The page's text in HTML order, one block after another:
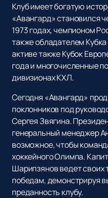
Клуб имеет богатую
«Авангард» становился
1973 годах, чемпионом
также обладателем Кубка
активе также Кубок
года и многочисленные
дивизионах КХЛ.
Сегодня «Авангард»
поклонников под
Сергея Звягина.
генеральный менеджер
возможное, чтобы
хоккейного Олимпа.
Шарипзянов ведет своих
победам, демонстрируя
преданность клубу.